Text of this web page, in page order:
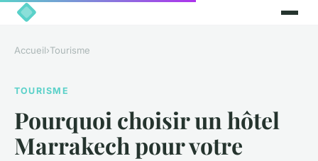
Accueil›Tourisme
TOURISME
Pourquoi choisir un hôtel
Marrakech pour votre